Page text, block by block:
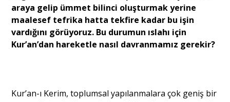
araya gelip ümmet bilinci oluşturmak yerine
maalesef tefrika hatta tekfire kadar bu işin
vardığını görüyoruz. Bu durumun ıslahı için
Kur’an’dan hareketle nasıl davranmamız gerekir?
Kur’an-ı Kerim, toplumsal yapılanmalara çok geniş bir